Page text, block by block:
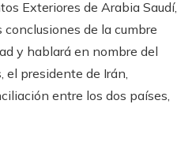
Exteriores de Arabia Saudí,
de la cumbre
y hablará en nombre del
presidente de Irán,
entre los dos países,